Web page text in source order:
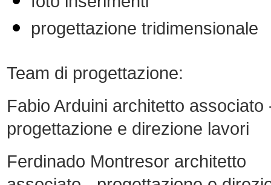
progettazione tridimensionale
Team di progettazione:
Fabio Arduini architetto associato
progettazione e direzione lavori
Ferdinado Montresor architetto